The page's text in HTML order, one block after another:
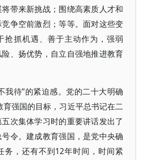
带来新挑战；围绕高素质人才和
争空前激烈；等等。面对这些变
抢抓机遇、善于主动作为，强弱
、扬优势，自立自强地推进教育
我待”的紧迫感。党的二十大明确
育强国的目标，习近平总书记在二
次集体学习时的重要讲话发出了
令。建成教育强国，是党中央确
务，还有不到12年时间，时间紧